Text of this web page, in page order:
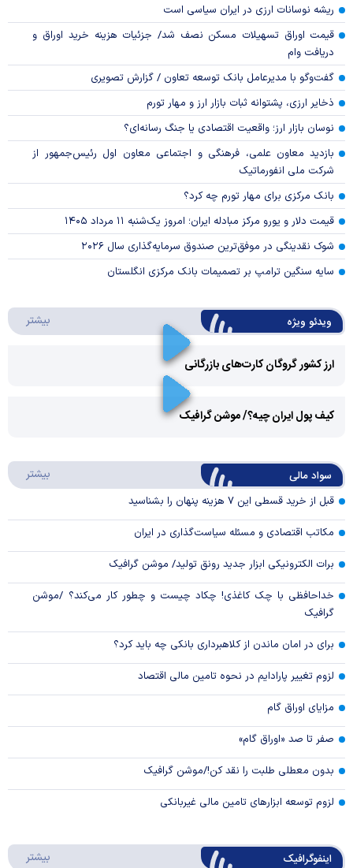
ریشه نوسانات ارزی در ایران سیاسی است
قیمت اوراق تسهیلات مسکن نصف شد/ جزئیات هزینه خرید اوراق و
دریافت وام
گفت‌وگو با مدیرعامل بانک توسعه تعاون / گزارش تصویری
ذخایر ارزی، پشتوانه ثبات بازار ارز و مهار تورم
نوسان بازار ارز؛ واقعیت اقتصادی یا جنگ رسانه‌ای؟
بازدید معاون علمی، فرهنگی و اجتماعی معاون اول رئیس‌جمهور از
شرکت ملی انفورماتیک
بانک مرکزی برای مهار تورم چه کرد؟
قیمت دلار و یورو مرکز مبادله ایران؛ امروز یک‌شنبه ۱۱ مرداد ۱۴۰۵
شوک نقدینگی در موفق‌ترین صندوق سرمایه‌گذاری سال ۲۰۲۶
سایه سنگین ترامپ بر تصمیمات بانک مرکزی انگلستان
ویدئو ویژه بیشتر
ارز کشور گروگان کارت‌های بازرگانی
Video
کیف پول ایران چیه؟/ موشن گرافیک
سواد مالی بیشتر
قبل از خرید قسطی این ۷ هزینه پنهان را بشناسید
مکاتب اقتصادی و مسئله سیاست‌گذاری در ایران
برات الکترونیکی ابزار جدید رونق تولید/ موشن گرافیک
خداحافظی با چک کاغذی! چکاد چیست و چطور کار می‌کند؟ /موشن
گرافیک
برای در امان ماندن از کلاهبرداری بانکی چه باید کرد؟
لزوم تغییر پارادایم در نحوه تامین مالی اقتصاد
مزایای اوراق گام
صفر تا صد «اوراق گام»
بدون معطلی طلبت را نقد کن!/موشن گرافیک
لزوم توسعه ابزارهای تامین مالی غیربانکی
اینفوگرافیک بیشتر